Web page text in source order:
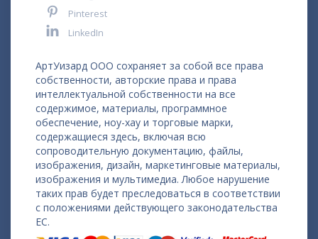
Pinterest
LinkedIn
АртУизард ООО сохраняет за собой все права
собственности, авторские права и права
интеллектуальной собственности на все
содержимое, материалы, программное
обеспечение, ноу-хау и торговые марки,
содержащиеся здесь, включая всю
сопроводительную документацию, файлы,
изображения, дизайн, маркетинговые материалы,
изображения и мультимедиа. Любое нарушение
таких прав будет преследоваться в соответствии
с положениями действующего законодательства
ЕС.